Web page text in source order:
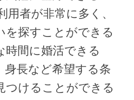
用者が非常に多く、
を探すことができる
時間に婚活できる
身長など希望する条
つけることができる